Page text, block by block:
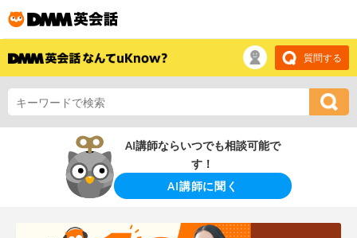
質問する
AI講師ならいつでも相談可能で
す！
AI講師に聞く